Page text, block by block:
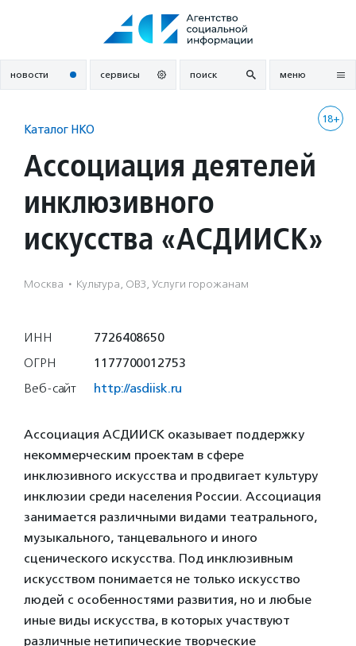
новости сервисы поиск меню
18+
Каталог НКО
Ассоциация деятелей
инклюзивного
искусства «АСДИИСК»
Москва · Культура, ОВЗ, Услуги горожанам
ИНН
7726408650
ОГРН
1177700012753
Веб-сайт
http://asdiisk.ru
Ассоциация АСДИИСК оказывает поддержку
некоммерческим проектам в сфере
инклюзивного искусства и продвигает культуру
инклюзии среди населения России. Ассоциация
занимается различными видами театрального,
музыкального, танцевального и иного
сценического искусства. Под инклюзивным
искусством понимается не только искусство
людей с особенностями развития, но и любые
иные виды искусства, в которых участвуют
различные нетипические творческие